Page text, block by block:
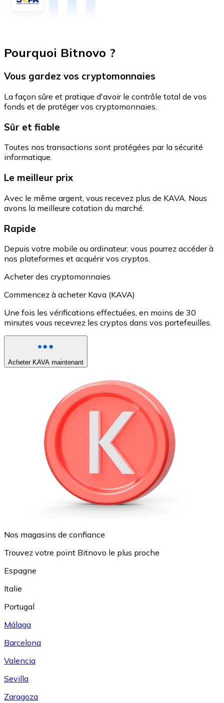
Pourquoi Bitnovo ?
Vous gardez vos cryptomonnaies
La façon sûre et pratique d'avoir le contrôle total de vos
fonds et de protéger vos cryptomonnaies.
Sûr et fiable
Toutes nos transactions sont protégées par la sécurité
informatique.
Le meilleur prix
Avec le même argent, vous recevez plus de KAVA. Nous
avons la meilleure cotation du marché.
Rapide
Depuis votre mobile ou ordinateur, vous pourrez accéder à
nos plateformes et acquérir vos cryptos.
Acheter des cryptomonnaies
Commencez à acheter Kava (KAVA)
Une fois les vérifications effectuées, en moins de 30
minutes vous recevrez les cryptos dans vos portefeuilles.
Acheter KAVA maintenant
Nos magasins de confiance
Trouvez votre point Bitnovo le plus proche
Espagne
Italie
Portugal
Málaga
Barcelona
Valencia
Sevilla
Zaragoza